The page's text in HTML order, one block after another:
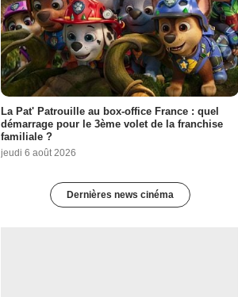
La Pat' Patrouille au box-office France : quel
démarrage pour le 3ème volet de la franchise
familiale ?
jeudi 6 août 2026
Dernières news cinéma